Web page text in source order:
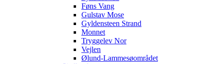
Føns Vang
Gulstav Mose
Gyldensteen Strand
Monnet
Tryggelev Nor
Vejlen
Ølund-Lammesøområdet